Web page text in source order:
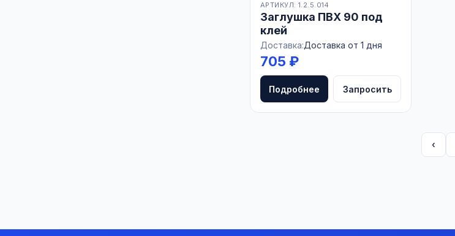
АРТИКУЛ: 1.2.5.014
Заглушка ПВХ 90 под
клей
Доставка:Доставка от 1 дня
705 ₽
Подробнее Запросить
‹